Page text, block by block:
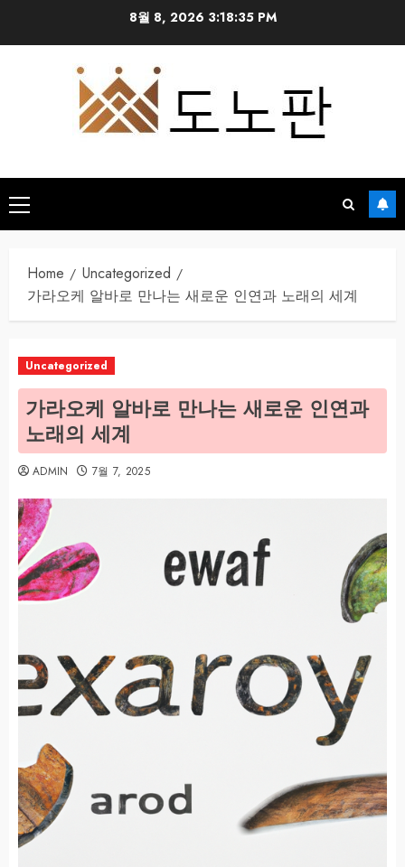
8월 8, 2026 3:18:36 PM
Primary
Menu
Home
Uncategorized
가라오케 알바로 만나는 새로운 인연과 노래의 세계
Uncategorized
가라오케 알바로 만나는 새로운 인연과
노래의 세계
ADMIN 7월 7, 2025